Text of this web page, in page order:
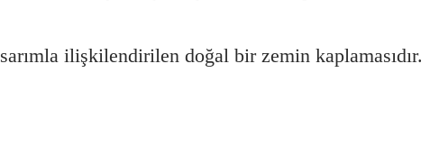
ilişkilendirilen doğal bir zemin kaplamasıdır.